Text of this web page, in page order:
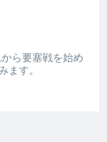
ら要塞戦を始め
ます。